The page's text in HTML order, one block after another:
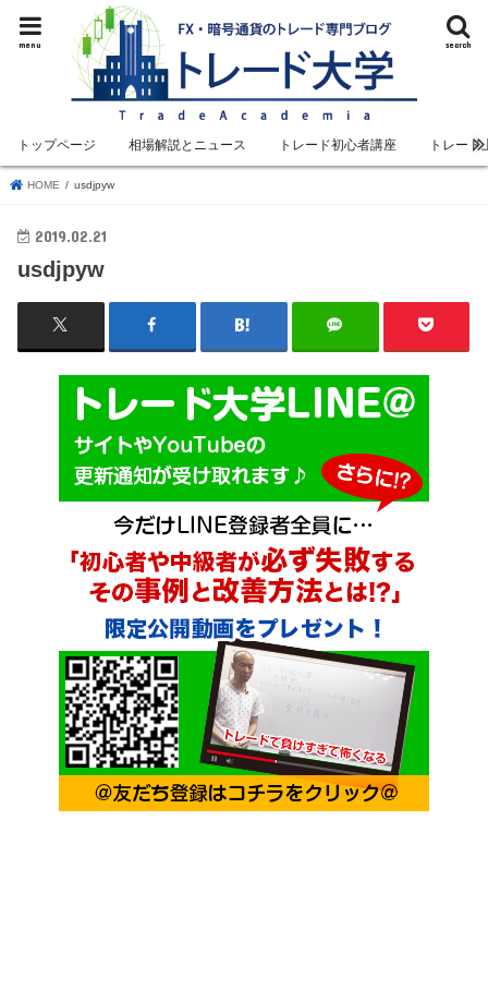
search
menu
トップページ 相場解説とニュース トレード初心者講座 トレード
HOME usdjpyw
2019.02.21
usdjpyw